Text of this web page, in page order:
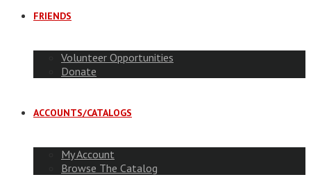
FRIENDS
Volunteer Opportunities
Donate
ACCOUNTS/CATALOGS
My Account
Browse The Catalog